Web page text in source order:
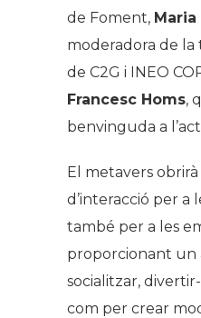
de Foment, Maria
moderadora de la
de C2G i INEO
Francesc Homs,
benvinguda a
El metavers
d’interacció per a
també per a les
proporcionant un
socialitzar,
com per crear